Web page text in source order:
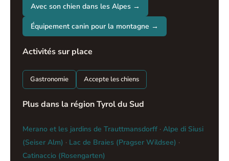
Avec son chien dans les Alpes →
Équipement canin pour la montagne →
Activités sur place
Gastronomie Accepte les chiens
Plus dans la région Tyrol du Sud
Merano et les jardins de Trauttmansdorff · Alpe di Siusi
(Seiser Alm) · Lac de Braies (Pragser Wildsee) ·
Catinaccio (Rosengarten)